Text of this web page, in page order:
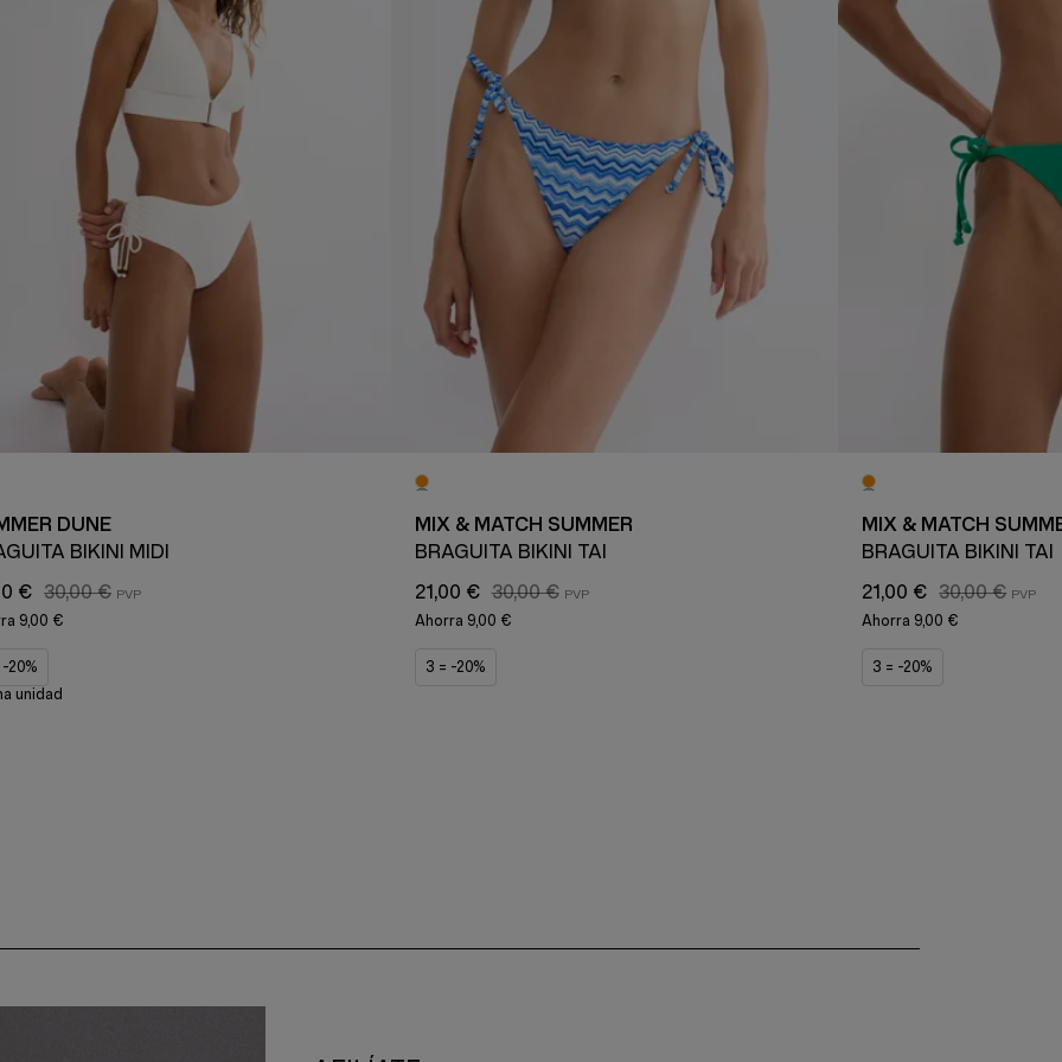
DUNE
BIKINI MIDI
€ 30,00 €
9,00 €
20%
unidad
MIX & MATCH SUMMER
BRAGUITA BIKINI TAI
21,00 € 30,00 €
Ahorra 9,00 €
3 = -20%
MIX & MATCH
BRAGUITA BIKINI TAI
21,00 € 30,00 €
Ahorra 9,00 €
3 = -20%